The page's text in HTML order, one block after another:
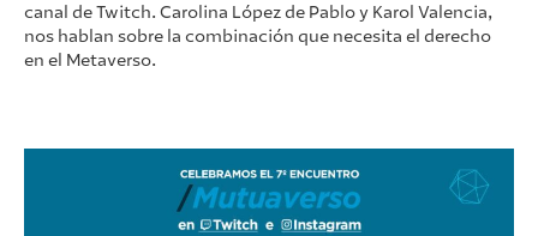
canal de Twitch. Carolina López de Pablo y Karol Valencia,
nos hablan sobre la combinación que necesita el derecho
en el Metaverso.